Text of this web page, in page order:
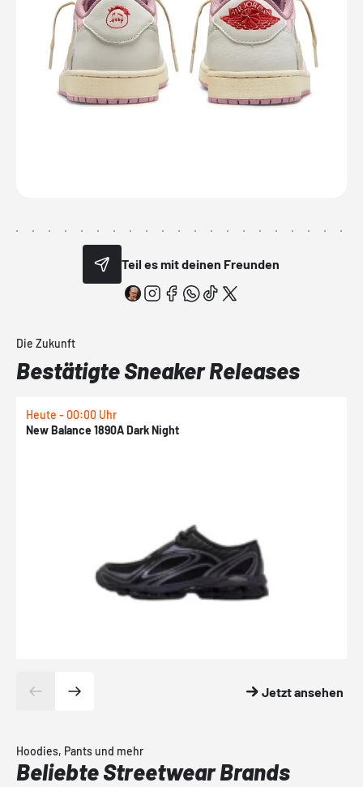
Teil es mit deinen Freunden
Die Zukunft
Bestätigte Sneaker Releases
Heute - 00:00 Uhr
New Balance 1890A Dark Night
Jetzt ansehen
Hoodies, Pants und mehr
Beliebte Streetwear Brands